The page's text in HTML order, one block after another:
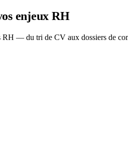
enjeux RH
— du tri de CV aux dossiers de